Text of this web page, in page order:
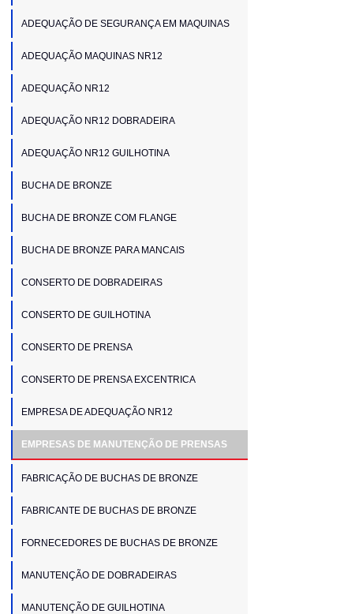
ADEQUAÇÃO DE SEGURANÇA EM MAQUINAS
ADEQUAÇÃO MAQUINAS NR12
ADEQUAÇÃO NR12
ADEQUAÇÃO NR12 DOBRADEIRA
ADEQUAÇÃO NR12 GUILHOTINA
BUCHA DE BRONZE
BUCHA DE BRONZE COM FLANGE
BUCHA DE BRONZE PARA MANCAIS
CONSERTO DE DOBRADEIRAS
CONSERTO DE GUILHOTINA
CONSERTO DE PRENSA
CONSERTO DE PRENSA EXCENTRICA
EMPRESA DE ADEQUAÇÃO NR12
EMPRESAS DE MANUTENÇÃO DE PRENSAS
FABRICAÇÃO DE BUCHAS DE BRONZE
FABRICANTE DE BUCHAS DE BRONZE
FORNECEDORES DE BUCHAS DE BRONZE
MANUTENÇÃO DE DOBRADEIRAS
MANUTENÇÃO DE GUILHOTINA